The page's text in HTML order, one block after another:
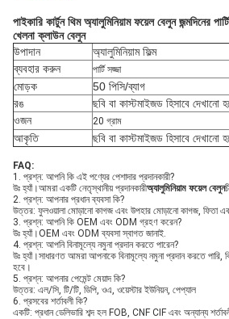
পাইকারি কার্টুন থিম অ্যালুমিনিয়াম ফয়েল বেলুন জন্মদিনের
খেলনা ক্লাউন বেলুন
উপাদান
অ্যালুমিনিয়াম ফিল্ম
ব্যবহার করুন
পার্টি সজ্জা
মোড়ক
50 পিসি/ব্যাগ
রঙ
ছবি বা কাস্টমাইজড হিসাবে দেখানো
ওজন
20 গ্রাম
আকৃতি ছবি বা কাস্টমাইজড হিসাবে দেখানো
FAQ:
1. প্রশ্ন: আপনি কি এই পণ্যের পেশাদার প্রদানকারী?
উঃ হ্যাঁ।আমরা একটি নেতৃস্থানীয় প্রদানকারীঅ্যালুমিনিয়াম ফয়েল বেলুন
2. প্রশ্ন: আপনার প্রধান ব্যবসা কি?
উত্তর: ফুলওয়ালা মোড়ানো কাগজ এবং উপহার মোড়ানো কাগজ, ফিতা
3. প্রশ্ন: আপনি কি OEM এবং ODM গ্রহণ করেন?
উঃ হ্যাঁ।OEM এবং ODM ব্যবসা স্বাগত জানাই.
4. প্রশ্ন: আপনি বিনামূল্যে নমুনা প্রদান করতে পারেন?
উঃ হ্যাঁ।সাধারণত আমরা আপনাকে বিনামূল্যে নমুনা প্রদান করতে পারি,
হবে।
5. প্রশ্ন: আপনার পেমেন্ট মেয়াদ কি?
উত্তর: এল/সি, টি/টি, ডিপি, ওএ, ওয়েস্টার ইউনিয়ন, পেপ্যাল
6. প্রসবের শর্তাবলী কি?
একটি: প্রধান ডেলিভারি শব্দ হল FOB, CNF CIF এবং অন্যান্য